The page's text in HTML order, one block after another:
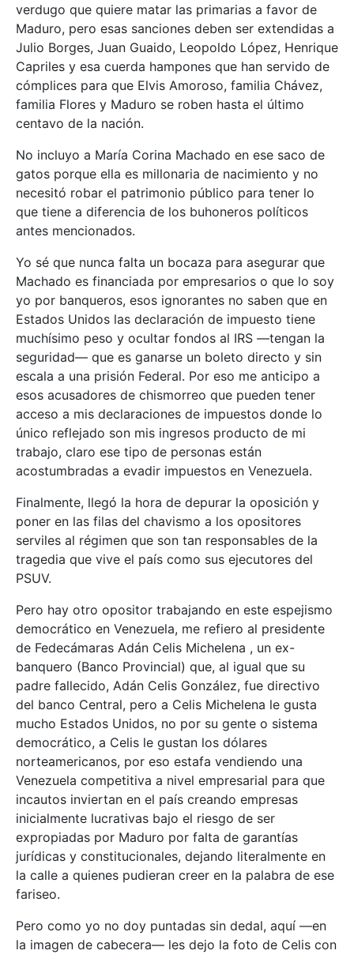
verdugo que quiere matar las primarias a favor de
Maduro, pero esas sanciones deben ser extendidas a
Julio Borges, Juan Guaido, Leopoldo López, Henrique
Capriles y esa cuerda hampones que han servido de
cómplices para que Elvis Amoroso, familia Chávez,
familia Flores y Maduro se roben hasta el último
centavo de la nación.
No incluyo a María Corina Machado en ese saco de
gatos porque ella es millonaria de nacimiento y no
necesitó robar el patrimonio público para tener lo
que tiene a diferencia de los buhoneros políticos
antes mencionados.
Yo sé que nunca falta un bocaza para asegurar que
Machado es financiada por empresarios o que lo soy
yo por banqueros, esos ignorantes no saben que en
Estados Unidos las declaración de impuesto tiene
muchísimo peso y ocultar fondos al IRS —tengan la
seguridad— que es ganarse un boleto directo y sin
escala a una prisión Federal. Por eso me anticipo a
esos acusadores de chismorreo que pueden tener
acceso a mis declaraciones de impuestos donde lo
único reflejado son mis ingresos producto de mi
trabajo, claro ese tipo de personas están
acostumbradas a evadir impuestos en Venezuela.
Finalmente, llegó la hora de depurar la oposición y
poner en las filas del chavismo a los opositores
serviles al régimen que son tan responsables de la
tragedia que vive el país como sus ejecutores del
PSUV.
Pero hay otro opositor trabajando en este espejismo
democrático en Venezuela, me refiero al presidente
de Fedecámaras Adán Celis Michelena , un ex-
banquero (Banco Provincial) que, al igual que su
padre fallecido, Adán Celis González, fue directivo
del banco Central, pero a Celis Michelena le gusta
mucho Estados Unidos, no por su gente o sistema
democrático, a Celis le gustan los dólares
norteamericanos, por eso estafa vendiendo una
Venezuela competitiva a nivel empresarial para que
incautos inviertan en el país creando empresas
inicialmente lucrativas bajo el riesgo de ser
expropiadas por Maduro por falta de garantías
jurídicas y constitucionales, dejando literalmente en
la calle a quienes pudieran creer en la palabra de ese
fariseo.
Pero como yo no doy puntadas sin dedal, aquí —en
la imagen de cabecera— les dejo la foto de Celis con